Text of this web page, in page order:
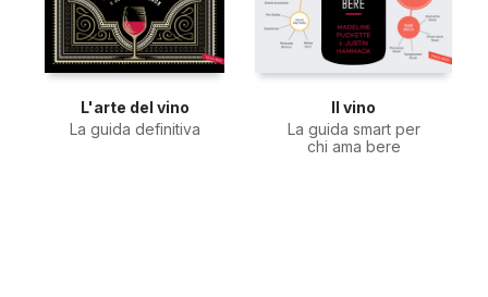
L'arte del vino
La guida definitiva
Il vino
La guida smart per
chi ama bere